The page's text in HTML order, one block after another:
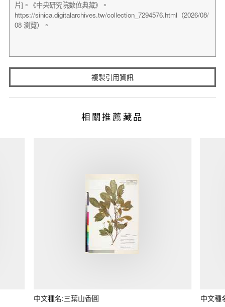
複製引用資訊
相關推薦藏品
中文種名:三葉山香圓 中文種